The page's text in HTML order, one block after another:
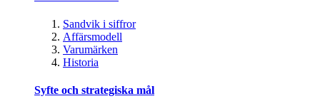
Sandvik i siffror
Affärsmodell
Varumärken
Historia
Syfte och strategiska mål